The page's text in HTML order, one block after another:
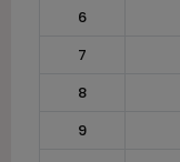
6
7
8
9